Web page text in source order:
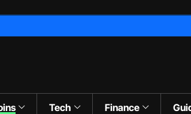
Tech Finance